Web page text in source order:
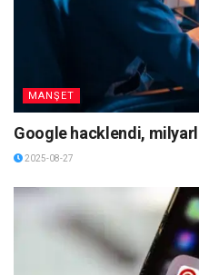
MANŞET
Google hacklendi,
2025-08-27